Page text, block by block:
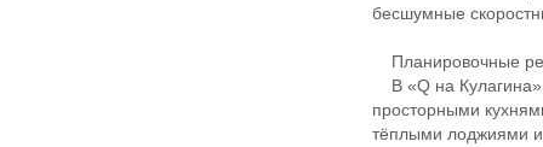
бесшумные
Планировочные
В «Q на Кулагина»
просторными
тёплыми лоджиями и